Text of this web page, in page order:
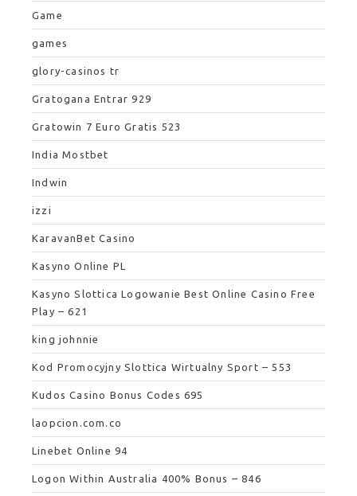
Game
games
glory-casinos tr
Gratogana Entrar 929
Gratowin 7 Euro Gratis 523
India Mostbet
Indwin
izzi
KaravanBet Casino
Kasyno Online PL
Kasyno Slottica Logowanie Best Online Casino Free
Play – 621
king johnnie
Kod Promocyjny Slottica Wirtualny Sport – 553
Kudos Casino Bonus Codes 695
laopcion.com.co
Linebet Online 94
Logon Within Australia 400% Bonus – 846